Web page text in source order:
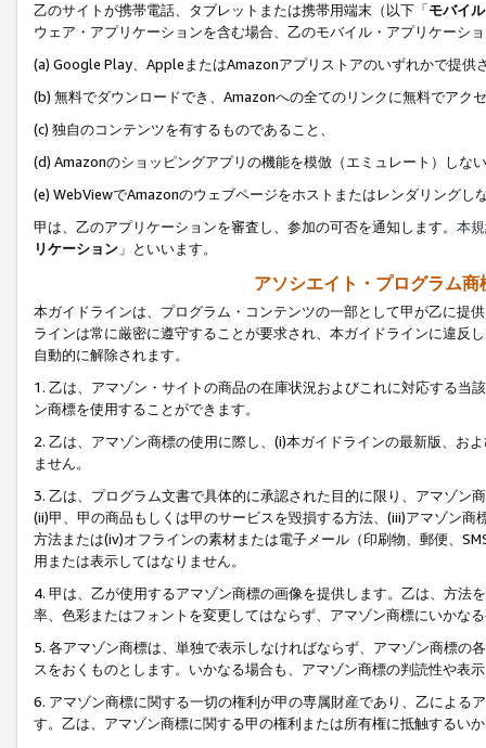
乙のサイトが携帯電話、タブレットまたは携帯用端末（以下「モバイ
ウェア・アプリケーションを含む場合、乙のモバイル・アプリケーシ
(a) Google Play、AppleまたはAmazonアプリストアのいずれかで提供
(b) 無料でダウンロードでき、Amazonへの全てのリンクに無料でアク
(c) 独自のコンテンツを有するものであること、
(d) Amazonのショッピングアプリの機能を模倣（エミュレート）しな
(e) WebViewでAmazonのウェブページをホストまたはレンダリングし
甲は、乙のアプリケーションを審査し、参加の可否を通知します。 本
リケーション 」といいます。
アソシエイト・プログラム
本ガイドラインは、プログラム・コンテンツの一部として甲が乙に提
ラインは常に厳密に遵守することが要求され、本ガイドラインに違反
自動的に解除されます。
1. 乙は、アマゾン・サイトの商品の在庫状況およびこれに対応する
ン商標を使用することができます。
2. 乙は、アマゾン商標の使用に際し、(i)本ガイドラインの最新版、お
ません。
3. 乙は、プログラム文書で具体的に承認された目的に限り、アマゾン
(ii)甲、甲の商品もしくは甲のサービスを毀損する方法、(iii)アマゾン
方法または(iv)オフラインの素材または電子メール（印刷物、郵便、
用または表示してはなりません。
4. 甲は、乙が使用するアマゾン商標の画像を提供します。乙は、方
率、色彩またはフォントを変更してはならず、アマゾン商標にいかな
5. 各アマゾン商標は、単独で表示しなければならず、アマゾン商標
スをおくものとします。いかなる場合も、アマゾン商標の判読性や表
6. アマゾン商標に関する一切の権利が甲の専属財産であり、乙による
す。乙は、アマゾン商標に関する甲の権利または所有権に抵触するい